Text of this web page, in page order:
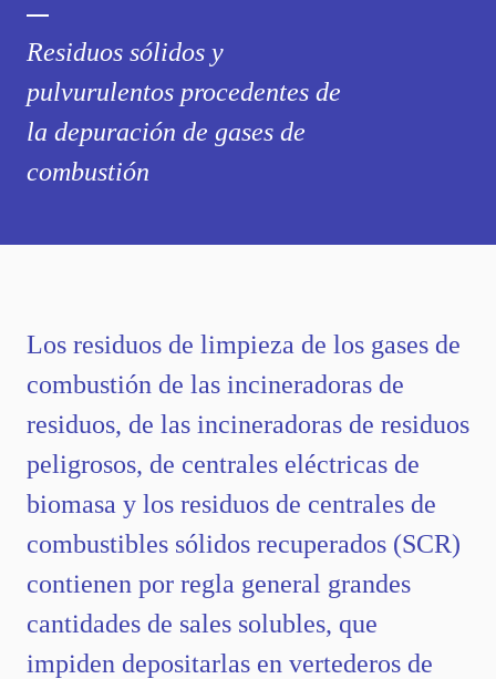
Residuos sólidos y
pulvurulentos procedentes de
la depuración de gases de
combustión
Los residuos de limpieza de los gases de
combustión de las incineradoras de
residuos, de las incineradoras de residuos
peligrosos, de centrales eléctricas de
biomasa y los residuos de centrales de
combustibles sólidos recuperados (SCR)
contienen por regla general grandes
cantidades de sales solubles, que
impiden depositarlas en vertederos de